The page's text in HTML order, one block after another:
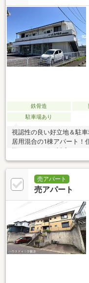
鉄骨造
駐車場あり
視認性の良い好立地＆駐
居用混合の1棟アパート！
売アパート
売アパート